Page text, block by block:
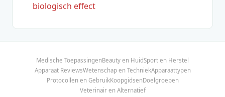
biologisch effect
Medische ToepassingenBeauty en HuidSport en Herstel
Apparaat ReviewsWetenschap en TechniekApparaattypen
Protocollen en GebruikKoopgidsenDoelgroepen
Veterinair en Alternatief